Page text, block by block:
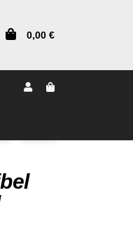
0,00 €